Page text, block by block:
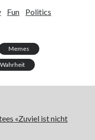
Fun
Politics
Memes
Wahrheit
«Zuviel ist nicht